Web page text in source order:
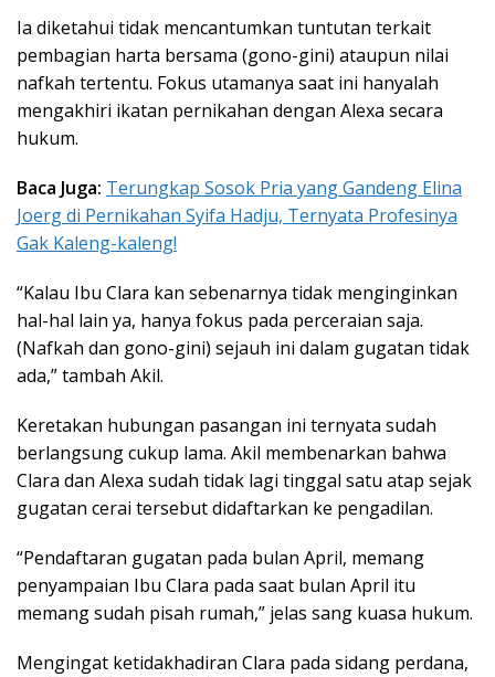
Ia diketahui tidak mencantumkan tuntutan terkait
pembagian harta bersama (gono-gini) ataupun nilai
nafkah tertentu. Fokus utamanya saat ini hanyalah
mengakhiri ikatan pernikahan dengan Alexa secara
hukum.
Baca Juga: Terungkap Sosok Pria yang Gandeng Elina
Joerg di Pernikahan Syifa Hadju, Ternyata Profesinya
Gak Kaleng-kaleng!
“Kalau Ibu Clara kan sebenarnya tidak menginginkan
hal-hal lain ya, hanya fokus pada perceraian saja.
(Nafkah dan gono-gini) sejauh ini dalam gugatan tidak
ada,” tambah Akil.
Keretakan hubungan pasangan ini ternyata sudah
berlangsung cukup lama. Akil membenarkan bahwa
Clara dan Alexa sudah tidak lagi tinggal satu atap sejak
gugatan cerai tersebut didaftarkan ke pengadilan.
“Pendaftaran gugatan pada bulan April, memang
penyampaian Ibu Clara pada saat bulan April itu
memang sudah pisah rumah,” jelas sang kuasa hukum.
Mengingat ketidakhadiran Clara pada sidang perdana,